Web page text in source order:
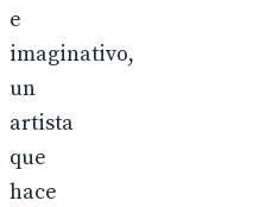
e
imaginativo,
un
artista
que
hace